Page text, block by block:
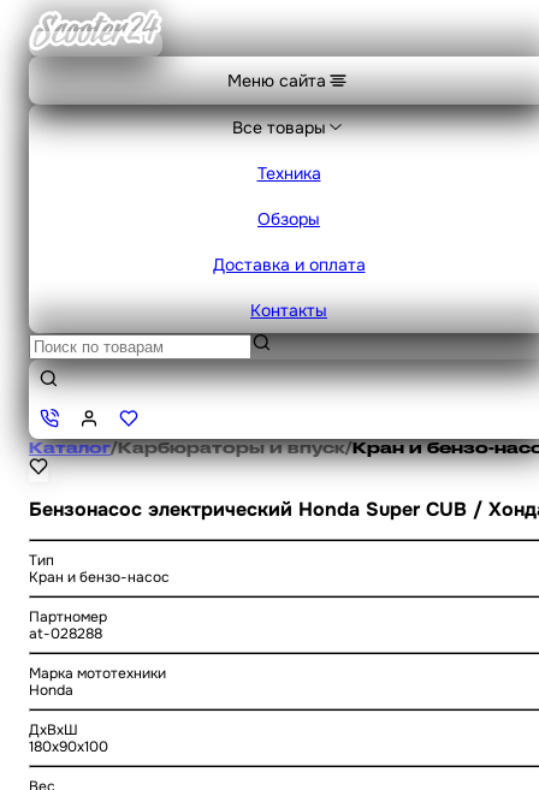
Меню сайта
Все товары
Техника
Обзоры
Доставка и оплата
Контакты
Каталог/Карбюраторы и впуск/Кран и бензо-
Бензонасос электрический Honda Super CUB /
Тип
Кран и бензо-насос
Партномер
at-028288
Марка мототехники
Honda
ДхВхШ
180x90x100
Вес